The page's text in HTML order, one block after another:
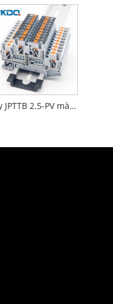
Đẩy JPTTB 2.5-PV màu xám chất lượng cao vào khối thiết bị đầu cuối phổ quát được chứng nhận Ce